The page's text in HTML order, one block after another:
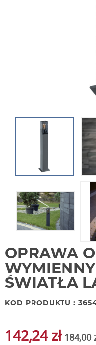
OPRAWA
ŚWIATŁA
KOD PRODUKTU :
142,24 zł 184,00